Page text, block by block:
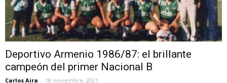
Deportivo Armenio 1986/87: el brillante
campeón del primer Nacional B
Carlos Aira - 18 noviembre, 2021